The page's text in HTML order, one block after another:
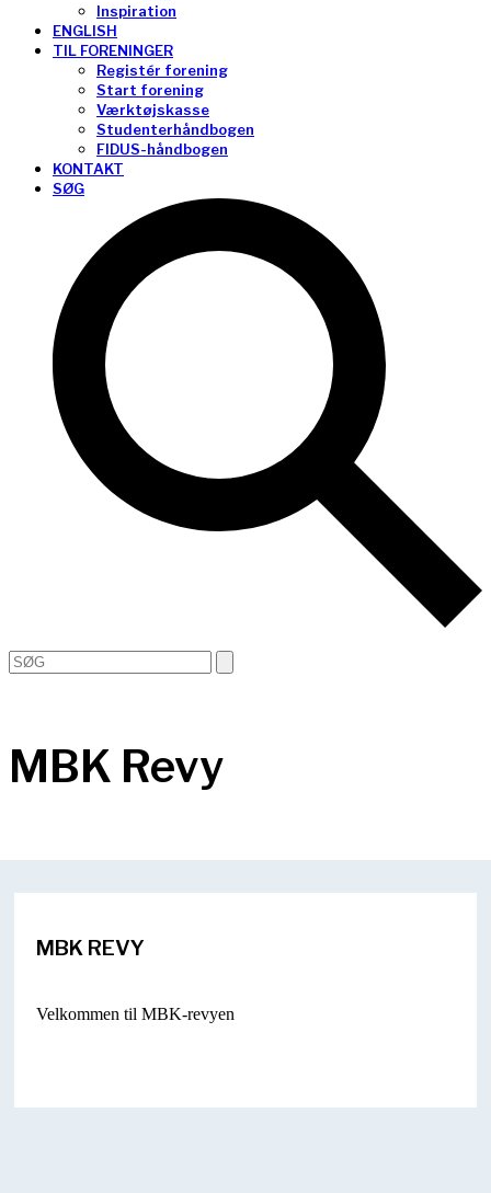
Inspiration
ENGLISH
TIL FORENINGER
Registér forening
Start forening
Værktøjskasse
Studenterhåndbogen
FIDUS-håndbogen
KONTAKT
SØG
Open
mobile
Close
mobile
Search
MBK Revy
MBK REVY
Velkommen til MBK-revyen